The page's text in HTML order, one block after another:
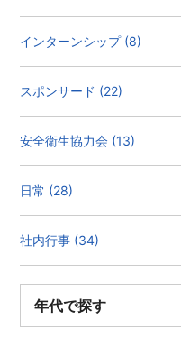
インターンシップ (8)
スポンサード (22)
安全衛生協力会 (13)
日常 (28)
社内行事 (34)
年代で探す